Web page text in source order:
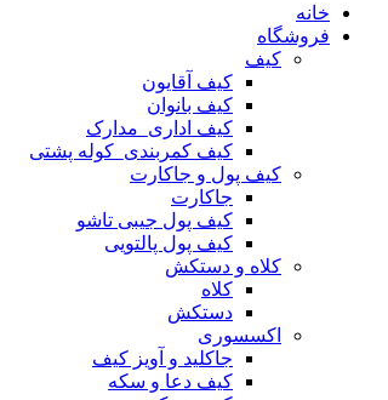
خانه
فروشگاه
کیف
کیف آقایون
کیف بانوان
کیف اداری_مدارک
کیف کمربندی_کوله پشتی
کیف پول و جاکارت
جاکارت
کیف پول جیبی تاشو
کیف پول پالتویی
کلاه و دستکش
کلاه
دستکش
اکسسوری
جاکلید و آویز کیف
کیف دعا و سکه